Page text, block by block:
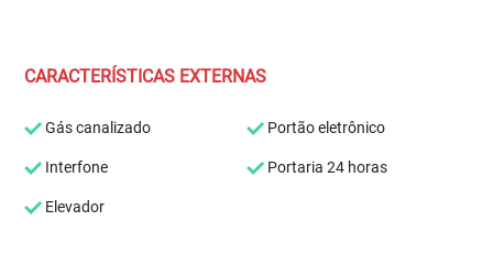
CARACTERÍSTICAS EXTERNAS
Gás canalizado Portão eletrônico
Interfone Portaria 24 horas
Elevador